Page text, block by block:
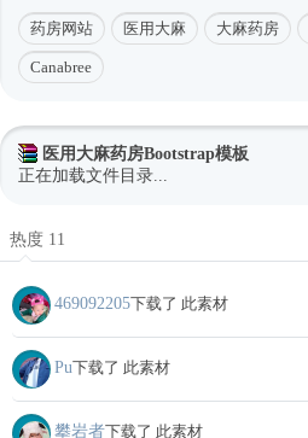
药房网站 医用大麻 大麻药房
Canabree
医用大麻药房Bootstrap模板
正在加载文件目录...
热度 11
469092205下载了 此素材
Pu下载了 此素材
攀岩者下载了 此素材